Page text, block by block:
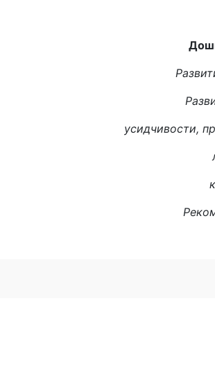
усидчивости,